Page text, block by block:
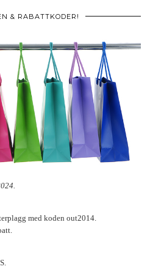
& RABATTKODER!
med koden out2014.